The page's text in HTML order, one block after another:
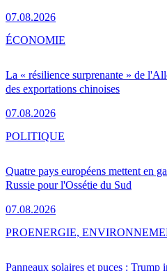
07.08.2026
La « résilience surprenante » de
des exportations chinoises
07.08.2026
ÉCONOMIE
Quatre pays européens mettent en
Russie pour l'Ossétie du Sud
07.08.2026
POLITIQUE
Panneaux solaires et puces : Trump
PROENERGIE,